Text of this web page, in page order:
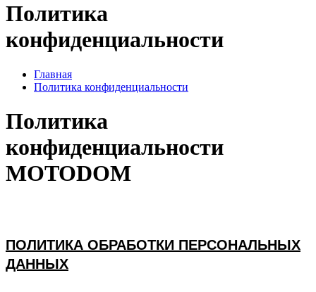
Политика
конфиденциальности
Главная
Политика конфиденциальности
Политика
конфиденциальности
MOTODOM
ПОЛИТИКА ОБРАБОТКИ ПЕРСОНАЛЬНЫХ
ДАННЫХ